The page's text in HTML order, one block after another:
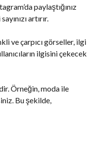
paylaştığınız
artırır.
ve çarpıcı görseller, ilgi
ilgisini çekecek
Örneğin, moda ile
Bu şekilde,